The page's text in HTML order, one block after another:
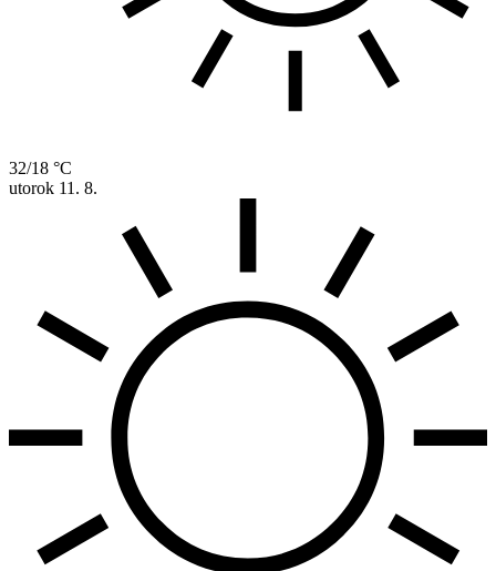
32/18 °C
utorok 11. 8.